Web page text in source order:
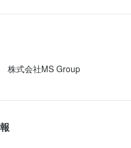
しゃぶや鍋の具材は想像以上
ほど、コストパフォーマンスの高
象に残ったのはスタッフの皆
株式会社MS Group